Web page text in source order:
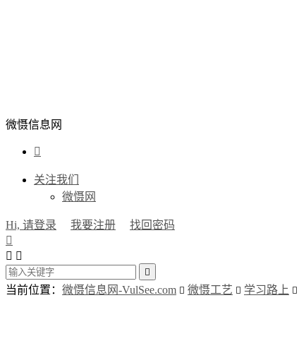
微慑信息网

关注我们
微慑网
Hi, 请登录 我要注册
找回密码

 

当前位置： 微慑信息网-VulSee.com  微慑工艺  学习路上 